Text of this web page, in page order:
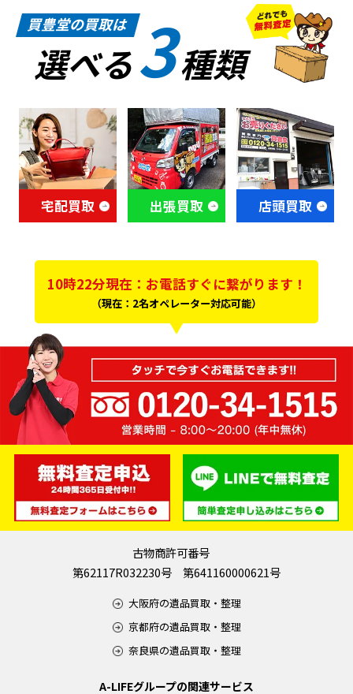
買豊堂の買取は
選べる3種類
宅配買取 出張買取 店頭買取
10時22分現在：お電話すぐに繋がります！
（現在：2名オペレーター対応可能）
古物商許可番号
第62117R032230号 第641160000621号
大阪府の遺品買取・整理
京都府の遺品買取・整理
奈良県の遺品買取・整理
A-LIFEグループの関連サービス